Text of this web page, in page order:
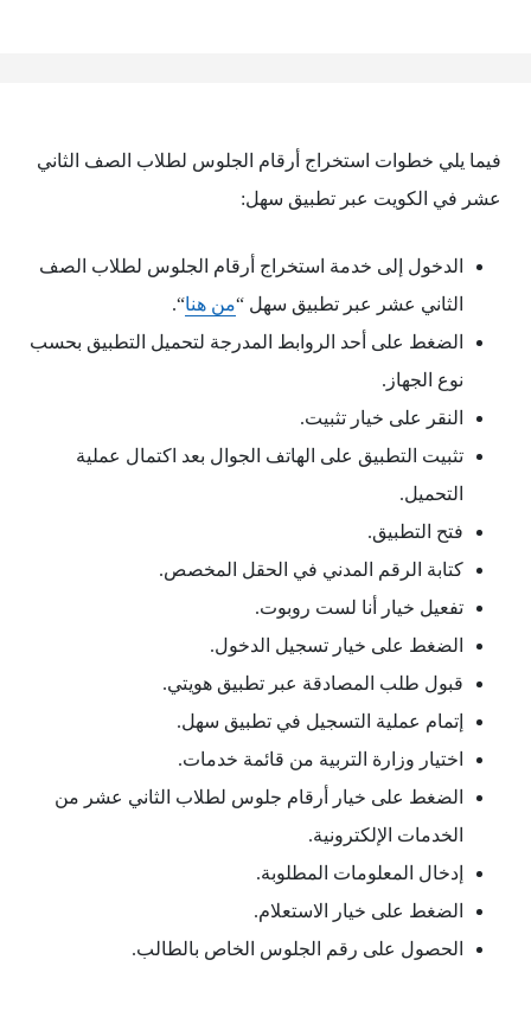
فيما يلي خطوات استخراج أرقام الجلوس لطلاب الصف الثاني
عشر في الكويت عبر تطبيق سهل:
الدخول إلى خدمة استخراج أرقام الجلوس لطلاب الصف
الثاني عشر عبر تطبيق سهل “من هنا“.
الضغط على أحد الروابط المدرجة لتحميل التطبيق بحسب
نوع الجهاز.
النقر على خيار تثبيت.
تثبيت التطبيق على الهاتف الجوال بعد اكتمال عملية
التحميل.
فتح التطبيق.
كتابة الرقم المدني في الحقل المخصص.
تفعيل خيار أنا لست روبوت.
الضغط على خيار تسجيل الدخول.
قبول طلب المصادقة عبر تطبيق هويتي.
إتمام عملية التسجيل في تطبيق سهل.
اختيار وزارة التربية من قائمة خدمات.
الضغط على خيار أرقام جلوس لطلاب الثاني عشر من
الخدمات الإلكترونية.
إدخال المعلومات المطلوبة.
الضغط على خيار الاستعلام.
الحصول على رقم الجلوس الخاص بالطالب.